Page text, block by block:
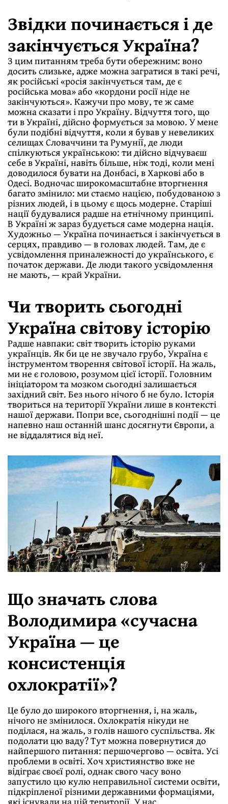
Звідки починається і де
закінчується Україна?
З цим питанням треба бути обережним: воно
досить слизьке, адже можна загратися в такі речі,
як російські «росія закінчується там, де є
російська мова» або «кордони росії ніде не
закінчуються». Кажучи про мову, те ж саме
можна сказати і про Україну. Відчуття того, що
ти в Україні, дійсно формується за мовою. У мене
були подібні відчуття, коли я бував у невеликих
селищах Словаччини та Румунії, де люди
спілкуються українською: ти дійсно відчуваєш
себе в Україні, навіть більше, ніж тоді, коли мені
доводилося бувати на Донбасі, в Харкові або в
Одесі. Водночас широкомасштабне вторгнення
багато змінило: ми стаємо нацією, побудованою з
різних людей, і в цьому є щось модерне. Старіші
нації будувалися радше на етнічному принципі.
В Україні ж зараз будується саме модерна нація.
Художньо — Україна починається і закінчується в
серцях, правдиво — в головах людей. Там, де є
усвідомлення приналежності до українського, є
початок держави. Де люди такого усвідомлення
не мають, — край України.
Чи творить сьогодні
Україна світову історію
Радше навпаки: світ творить історію руками
українців. Як би це не звучало грубо, Україна є
інструментом творення світової історії. На жаль,
ми не є головою, розумом цієї історії. Головним
ініціатором та мозком сьогодні залишається
західний світ. Без нього нічого б не було. Історія
твориться на території України лише в контексті
нашої держави. Попри все, сьогоднішні події — це
напевно наш останній шанс досягнути Європи, а
не віддалятися від неї.
Що значать слова
Володимира «сучасна
Україна — це
консистенція
охлократії»?
Це було до широкого вторгнення, і, на жаль,
нічого не змінилося. Охлократія нікуди не
поділася, на жаль, з голів нашого суспільства. Як
подолати цю ваду? Тут можна повернутися до
найпершого питання: першочергово — освіта. Усі
проблеми в освіті. Хоч християнство вже не
відіграє своєї ролі, однак свого часу воно
запустило цю кулю неправильної системи освіти,
підкріпленої різними державними формаціями,